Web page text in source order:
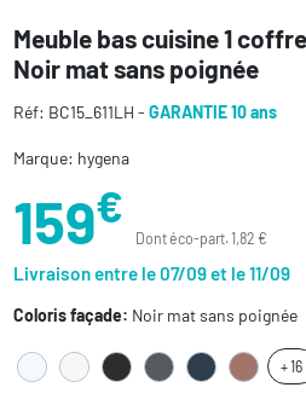
Meuble bas cuisine 1
Noir mat sans poignée
Réf: BC15_611LH - GARANTIE 10 ans
Marque: hygena
159€
Dont éco-part. 1,82 €
Livraison entre le 07/09 et le 11/09
Coloris façade: Noir mat sans poignée
+ 16